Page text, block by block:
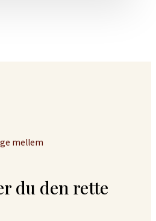
mellem
du den rette